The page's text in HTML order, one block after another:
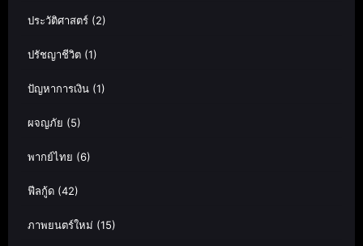
ประวัติศาสตร์ (2)
ปรัชญาชีวิต (1)
ปัญหาการเงิน (1)
ผจญภัย (5)
พากย์ไทย (6)
ฟีลกู้ด (42)
ภาพยนตร์ใหม่ (15)